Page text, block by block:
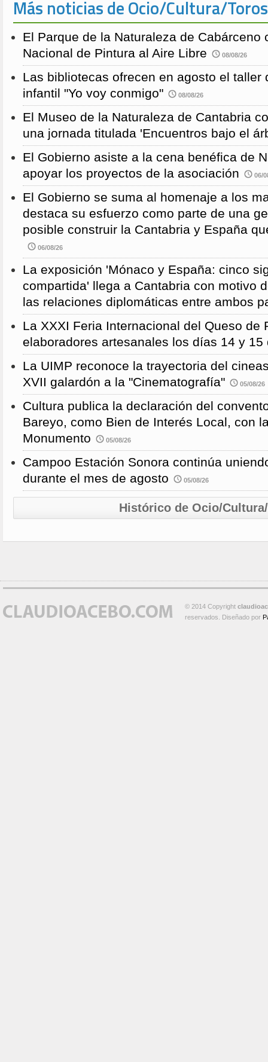
Más noticias de Ocio/Cultura/Toros
El Parque de la Naturaleza de Cabárceno
Nacional de Pintura al Aire Libre
08/08/26
Las bibliotecas ofrecen en agosto el taller
infantil "Yo voy conmigo"
08/08/26
El Museo de la Naturaleza de Cantabria
una jornada titulada 'Encuentros bajo el
El Gobierno asiste a la cena benéfica de
apoyar los proyectos de la asociación
06/
El Gobierno se suma al homenaje a los
destaca su esfuerzo como parte de una
posible construir la Cantabria y España
06/08/26
La exposición 'Mónaco y España: cinco
compartida' llega a Cantabria con motivo
las relaciones diplomáticas entre ambos
La XXXI Feria Internacional del Queso de
elaboradores artesanales los días 14 y 15
La UIMP reconoce la trayectoria del
XVII galardón a la "Cinematografía"
05/08/26
Cultura publica la declaración del
Bareyo, como Bien de Interés Local, con
Monumento
05/08/26
Campoo Estación Sonora continúa
durante el mes de agosto
05/08/26
Histórico de Ocio/
© 2014 Copyright
reservados. Diseñado por